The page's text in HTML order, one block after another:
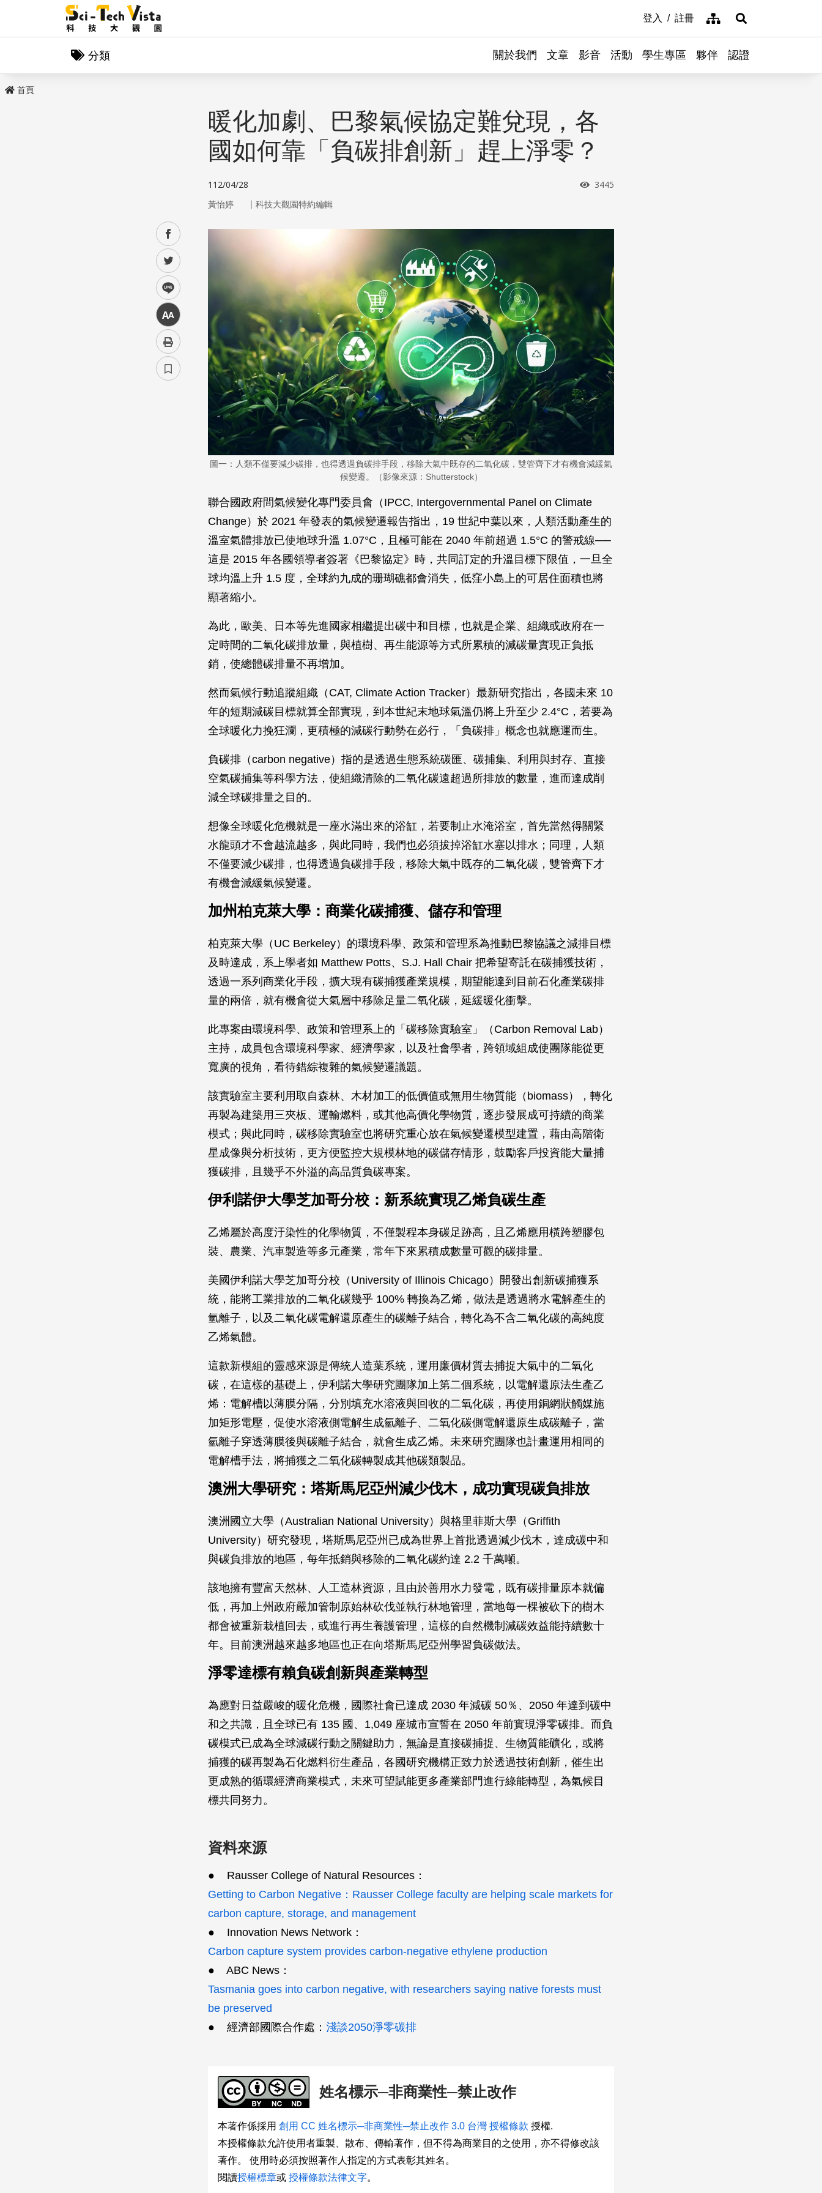
登入 註冊 網站導覽展開搜尋
分類 關於我們 文章 影音 活動 學生專區 夥伴 認證
首頁
facebook
twitter
line
中
暖化加劇、巴黎氣候協定難兌現，各
國如何靠「負碳排創新」趕上淨零？
112/04/28 瀏覽次數
3445
黃怡婷 ｜ 科技大觀園特約編輯
圖一：人類不僅要減少碳排，也得透過負碳排手段，移除大氣中既存的二氧化碳，雙管齊下才有機會減緩氣
候變遷。（影像來源：Shutterstock）
聯合國政府間氣候變化專門委員會（IPCC, Intergovernmental Panel on Climate
Change）於 2021 年發表的氣候變遷報告指出，19 世紀中葉以來，人類活動產生的
溫室氣體排放已使地球升溫 1.07°C，且極可能在 2040 年前超過 1.5°C 的警戒線──
這是 2015 年各國領導者簽署《巴黎協定》時，共同訂定的升溫目標下限值，一旦全
球均溫上升 1.5 度，全球約九成的珊瑚礁都會消失，低窪小島上的可居住面積也將
顯著縮小。
為此，歐美、日本等先進國家相繼提出碳中和目標，也就是企業、組織或政府在一
定時間的二氧化碳排放量，與植樹、再生能源等方式所累積的減碳量實現正負抵
銷，使總體碳排量不再增加。
然而氣候行動追蹤組織（CAT, Climate Action Tracker）最新研究指出，各國未來 10
年的短期減碳目標就算全部實現，到本世紀末地球氣溫仍將上升至少 2.4°C，若要為
全球暖化力挽狂瀾，更積極的減碳行動勢在必行，「負碳排」概念也就應運而生。
負碳排（carbon negative）指的是透過生態系統碳匯、碳捕集、利用與封存、直接
空氣碳捕集等科學方法，使組織清除的二氧化碳遠超過所排放的數量，進而達成削
減全球碳排量之目的。
想像全球暖化危機就是一座水滿出來的浴缸，若要制止水淹浴室，首先當然得關緊
水龍頭才不會越流越多，與此同時，我們也必須拔掉浴缸水塞以排水；同理，人類
不僅要減少碳排，也得透過負碳排手段，移除大氣中既存的二氧化碳，雙管齊下才
有機會減緩氣候變遷。
加州柏克萊大學：商業化碳捕獲、儲存和管理
柏克萊大學（UC Berkeley）的環境科學、政策和管理系為推動巴黎協議之減排目標
及時達成，系上學者如 Matthew Potts、S.J. Hall Chair 把希望寄託在碳捕獲技術，
透過一系列商業化手段，擴大現有碳捕獲產業規模，期望能達到目前石化產業碳排
量的兩倍，就有機會從大氣層中移除足量二氧化碳，延緩暖化衝擊。
此專案由環境科學、政策和管理系上的「碳移除實驗室」（Carbon Removal Lab）
主持，成員包含環境科學家、經濟學家，以及社會學者，跨領域組成使團隊能從更
寬廣的視角，看待錯綜複雜的氣候變遷議題。
該實驗室主要利用取自森林、木材加工的低價值或無用生物質能（biomass），轉化
再製為建築用三夾板、運輸燃料，或其他高價化學物質，逐步發展成可持續的商業
模式；與此同時，碳移除實驗室也將研究重心放在氣候變遷模型建置，藉由高階衛
星成像與分析技術，更方便監控大規模林地的碳儲存情形，鼓勵客戶投資能大量捕
獲碳排，且幾乎不外溢的高品質負碳專案。
伊利諾伊大學芝加哥分校：新系統實現乙烯負碳生產
乙烯屬於高度汙染性的化學物質，不僅製程本身碳足跡高，且乙烯應用橫跨塑膠包
裝、農業、汽車製造等多元產業，常年下來累積成數量可觀的碳排量。
美國伊利諾大學芝加哥分校（University of Illinois Chicago）開發出創新碳捕獲系
統，能將工業排放的二氧化碳幾乎 100% 轉換為乙烯，做法是透過將水電解產生的
氫離子，以及二氧化碳電解還原產生的碳離子結合，轉化為不含二氧化碳的高純度
乙烯氣體。
這款新模組的靈感來源是傳統人造葉系統，運用廉價材質去捕捉大氣中的二氧化
碳，在這樣的基礎上，伊利諾大學研究團隊加上第二個系統，以電解還原法生產乙
烯：電解槽以薄膜分隔，分別填充水溶液與回收的二氧化碳，再使用銅網狀觸媒施
加矩形電壓，促使水溶液側電解生成氫離子、二氧化碳側電解還原生成碳離子，當
氫離子穿透薄膜後與碳離子結合，就會生成乙烯。未來研究團隊也計畫運用相同的
電解槽手法，將捕獲之二氧化碳轉製成其他碳類製品。
澳洲大學研究：塔斯馬尼亞州減少伐木，成功實現碳負排放
澳洲國立大學（Australian National University）與格里菲斯大學（Griffith
University）研究發現，塔斯馬尼亞州已成為世界上首批透過減少伐木，達成碳中和
與碳負排放的地區，每年抵銷與移除的二氧化碳約達 2.2 千萬噸。
該地擁有豐富天然林、人工造林資源，且由於善用水力發電，既有碳排量原本就偏
低，再加上州政府嚴加管制原始林砍伐並執行林地管理，當地每一棵被砍下的樹木
都會被重新栽植回去，或進行再生養護管理，這樣的自然機制減碳效益能持續數十
年。目前澳洲越來越多地區也正在向塔斯馬尼亞州學習負碳做法。
淨零達標有賴負碳創新與產業轉型
為應對日益嚴峻的暖化危機，國際社會已達成 2030 年減碳 50％、2050 年達到碳中
和之共識，且全球已有 135 國、1,049 座城市宣誓在 2050 年前實現淨零碳排。而負
碳模式已成為全球減碳行動之關鍵助力，無論是直接碳捕捉、生物質能礦化，或將
捕獲的碳再製為石化燃料衍生產品，各國研究機構正致力於透過技術創新，催生出
更成熟的循環經濟商業模式，未來可望賦能更多產業部門進行綠能轉型，為氣候目
標共同努力。
資料來源
● Rausser College of Natural Resources：
Getting to Carbon Negative：Rausser College faculty are helping scale markets for
carbon capture, storage, and management
● Innovation News Network：
Carbon capture system provides carbon-negative ethylene production
● ABC News：
Tasmania goes into carbon negative, with researchers saying native forests must
be preserved
● 經濟部國際合作處： 淺談2050淨零碳排
姓名標示─非商業性─禁止改作
本著作係採用 創用 CC 姓名標示─非商業性─禁止改作 3.0 台灣 授權條款 授權.
本授權條款允許使用者重製、散布、傳輸著作，但不得為商業目的之使用，亦不得修改該
著作。 使用時必須按照著作人指定的方式表彰其姓名。
閱讀授權標章或 授權條款法律文字。